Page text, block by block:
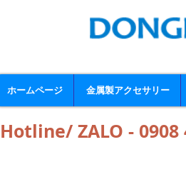
ホームページ 金属製アクセサリー
Hotline/ ZALO - 0908